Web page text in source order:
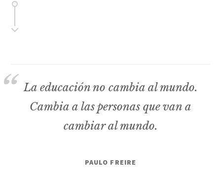
La educación no cambia al mundo.
Cambia a las personas que van a
cambiar al mundo.
PAULO FREIRE